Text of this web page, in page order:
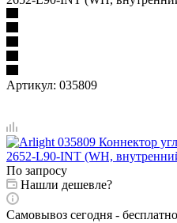
Артикул: 035809
По запросу
Нашли дешевле?
Самовывоз сегодня - бесплатно